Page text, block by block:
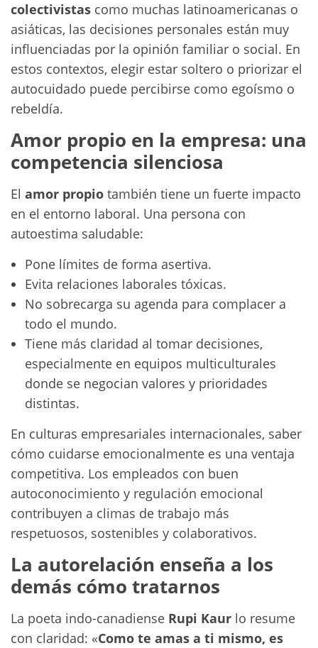
colectivistas como muchas latinoamericanas o
asiáticas, las decisiones personales están muy
influenciadas por la opinión familiar o social. En
estos contextos, elegir estar soltero o priorizar el
autocuidado puede percibirse como egoísmo o
rebeldía.
Amor propio en la empresa: una
competencia silenciosa
El amor propio también tiene un fuerte impacto
en el entorno laboral. Una persona con
autoestima saludable:
Pone límites de forma asertiva.
Evita relaciones laborales tóxicas.
No sobrecarga su agenda para complacer a
todo el mundo.
Tiene más claridad al tomar decisiones,
especialmente en equipos multiculturales
donde se negocian valores y prioridades
distintas.
En culturas empresariales internacionales, saber
cómo cuidarse emocionalmente es una ventaja
competitiva. Los empleados con buen
autoconocimiento y regulación emocional
contribuyen a climas de trabajo más
respetuosos, sostenibles y colaborativos.
La autorelación enseña a los
demás cómo tratarnos
La poeta indo-canadiense Rupi Kaur lo resume
con claridad: «Como te amas a ti mismo, es